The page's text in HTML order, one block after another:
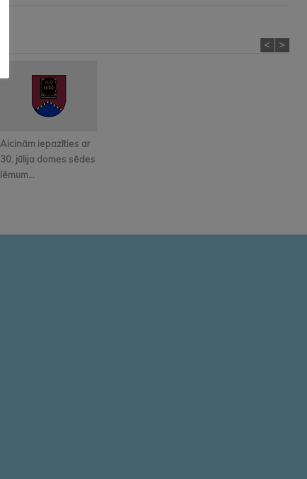
Aicinām iepazīties ar
30. jūlija domes sēdes
lēmum...
< >